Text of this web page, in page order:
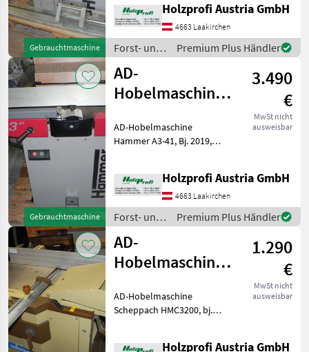
Gebrauchtmaschine
1400 mm Tischlänge, 310
mm Tischbreite, 3 Messer,
200 kgPreisänderungen vor
Holzprofi Austria GmbH
4663 Laakirchen
Forst- und
Holztechnik
/ Hammer
Premium Plus Händler
Gebrauchtmaschine
AD-
Hobelmaschine
gebraucht
3.490
€
MwSt nicht
ausweisbar
AD-Hobelmaschine
Hammer A3-41, Bj. 2019,
Fahrwerk, 4 kW, 1800 mm
Tischlänge, 410 mm
Tischbreite, 3 Messer, 350
kgPreisänder
Holzprofi Austria GmbH
4663 Laakirchen
Forst- und
Holztechnik
/ Hammer
Premium Plus Händler
AD-
Hobelmaschine
HMC3200
gebraucht
1.290
€
MwSt nicht
ausweisbar
AD-Hobelmaschine
Scheppach HMC3200, bj.
Holzprofi Austria GmbH